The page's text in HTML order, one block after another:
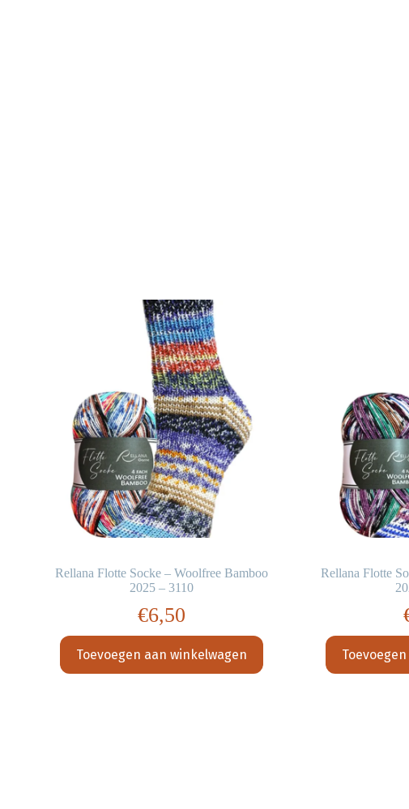
Rellana Flotte Socke – Woolfree Bamboo
2025 – 3110
€6,50
Toevoegen aan winkelwagen
Rellana Flotte